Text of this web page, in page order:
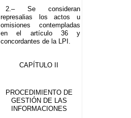
2.– Se consideran
represalias los actos u
omisiones contempladas
en el artículo 36 y
concordantes de la LPI.
CAPÍTULO II
PROCEDIMIENTO DE
GESTIÓN DE LAS
INFORMACIONES